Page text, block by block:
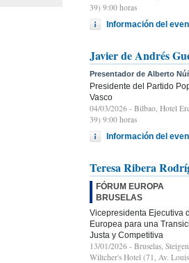
39) 9:00 horas
Información del
Javier de Andrés
Presentador de Alberto
Presidente del Partido
Vasco
04/03/2026 - Bilbao, Hotel
39) 9:00 horas
Información del
Teresa Ribera
FÓRUM EUROPA
BRUSELAS
Vicepresidenta Ejecutiva
Europea para una
Justa y Competitiva
13/01/2026 - Bruselas,
Wiltcher's Hotel (71, Av.